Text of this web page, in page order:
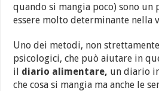
quando si mangia poco) sono un
essere molto determinante nella
Uno dei metodi, non
psicologici, che può aiutare in
il diario alimentare, un diario
che cosa si mangia ma anche le